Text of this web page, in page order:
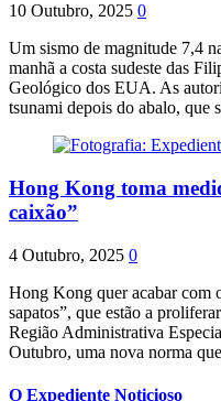
10 Outubro, 2025 0
Um sismo de magnitude 7,4
manhã a costa sudeste das
Geológico dos EUA. As
tsunami depois do abalo, que
Hong Kong toma
caixão”
4 Outubro, 2025 0
Hong Kong quer acabar com
sapatos”, que estão a
Região Administrativa
Outubro, uma nova norma
O Expediente Noticioso